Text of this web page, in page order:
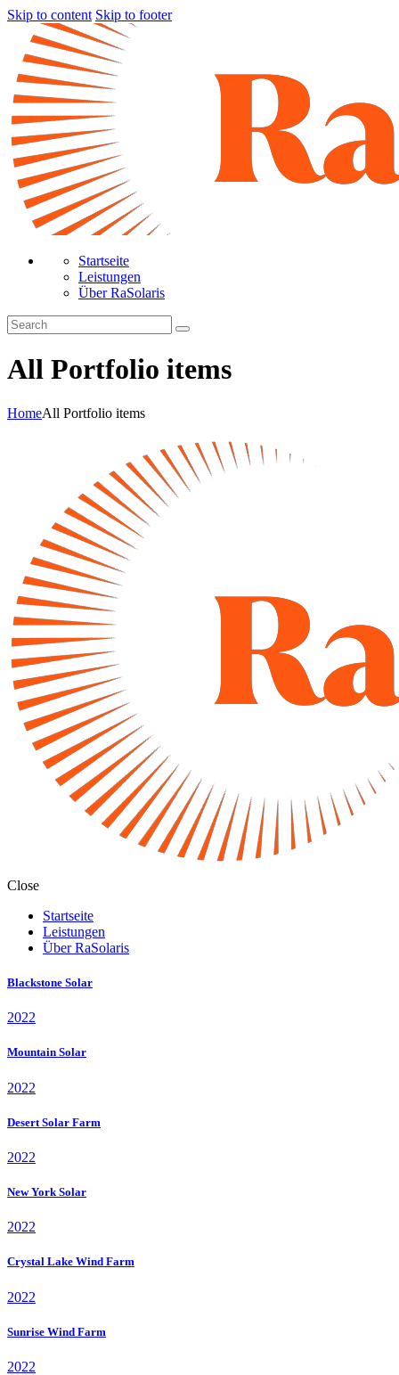
Skip to content Skip to footer
Startseite
Leistungen
Über RaSolaris
All Portfolio items
HomeAll Portfolio items
Close
Startseite
Leistungen
Über RaSolaris
Blackstone Solar
2022
Mountain Solar
2022
Desert Solar Farm
2022
New York Solar
2022
Crystal Lake Wind Farm
2022
Sunrise Wind Farm
2022